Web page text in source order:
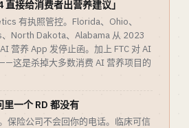
接给消费者出营养建议」
有执照管控。Florida、Ohio、
、North Dakota、Alabama 从 2023
营养 App 发停止函。加上 FTC 对 AI
这是杀掉大多数消费 AI 营养项目的
一个 RD 都没有
保险公司不会回你的电话。临床可信